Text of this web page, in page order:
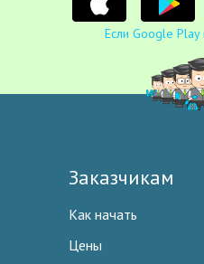
Если Google Play
Заказчикам
Как начать
Цены